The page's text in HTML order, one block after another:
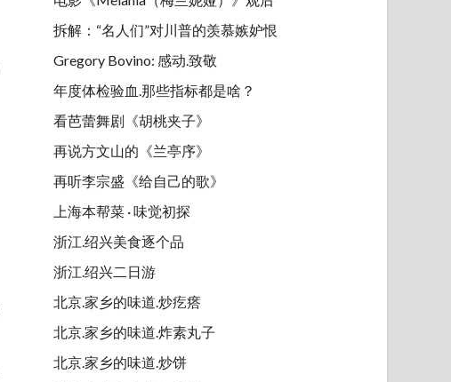
拆解：“名人们”对川普的羡慕嫉妒恨
Gregory Bovino: 感动.致敬
年度体检验血.那些指标都是啥？
看芭蕾舞剧《胡桃夹子》
再说方文山的《兰亭序》
再听李宗盛《给自己的歌》
上海本帮菜 · 味觉初探
浙江.绍兴美食逐个品
浙江.绍兴二日游
北京.家乡的味道.炒疙瘩
北京.家乡的味道.炸素丸子
北京.家乡的味道.炒饼